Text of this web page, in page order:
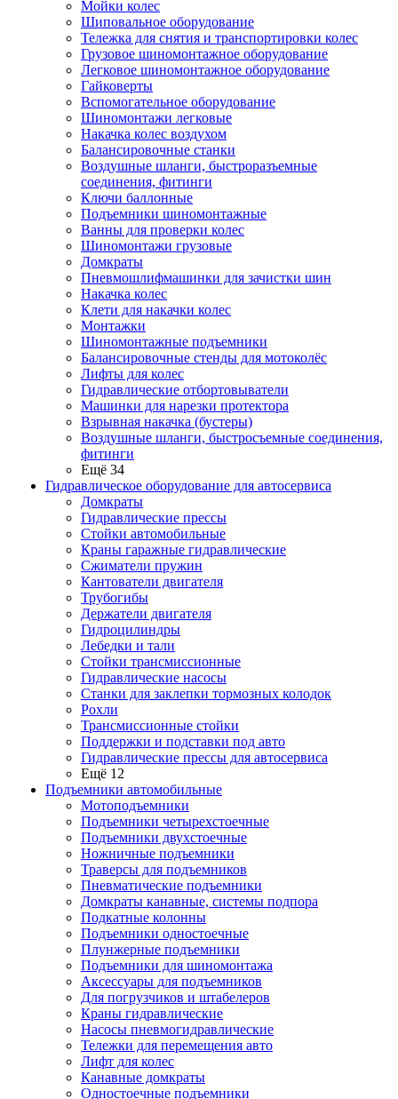
Мойки колес
Шиповальное оборудование
Тележка для снятия и транспортировки колес
Грузовое шиномонтажное оборудование
Легковое шиномонтажное оборудование
Гайковерты
Вспомогательное оборудование
Шиномонтажи легковые
Накачка колес воздухом
Балансировочные станки
Воздушные шланги, быстроразъемные
соединения, фитинги
Ключи баллонные
Подъемники шиномонтажные
Ванны для проверки колес
Шиномонтажи грузовые
Домкраты
Пневмошлифмашинки для зачистки шин
Накачка колес
Клети для накачки колес
Монтажки
Шиномонтажные подъемники
Балансировочные стенды для мотоколёс
Лифты для колес
Гидравлические отбортовыватели
Машинки для нарезки протектора
Взрывная накачка (бустеры)
Воздушные шланги, быстросъемные соединения,
фитинги
Ещё 34
Гидравлическое оборудование для автосервиса
Домкраты
Гидравлические прессы
Стойки автомобильные
Краны гаражные гидравлические
Сжиматели пружин
Кантователи двигателя
Трубогибы
Держатели двигателя
Гидроцилиндры
Лебедки и тали
Стойки трансмиссионные
Гидравлические насосы
Cтанки для заклепки тормозных колодок
Рохли
Трансмиссионные стойки
Поддержки и подставки под авто
Гидравлические прессы для автосервиса
Ещё 12
Подъемники автомобильные
Мотоподъемники
Подъемники четырехстоечные
Подъемники двухстоечные
Ножничные подъемники
Траверсы для подъемников
Пневматические подъемники
Домкраты канавные, системы подпора
Подкатные колонны
Подъемники одностоечные
Плунжерные подъемники
Подъемники для шиномонтажа
Аксессуары для подъемников
Для погрузчиков и штабелеров
Краны гидравлические
Насосы пневмогидравлические
Тележки для перемещения авто
Лифт для колес
Канавные домкраты
Одностоечные подъемники